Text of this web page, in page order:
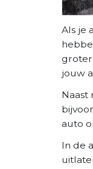
Als je
jouw
Naast
auto
In de